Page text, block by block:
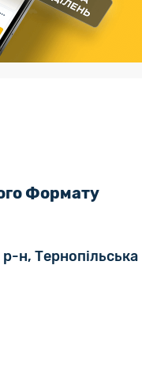
послуги
«Укрпошта Маркет»
Формату
н, Тернопільська